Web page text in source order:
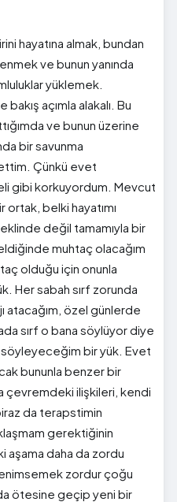
hayatına almak, bundan
ve bunun yanında
yüklemek.
açımla alakalı. Bu
ve bunun üzerine
bir savunma
Çünkü evet
gibi korkuyordum. Mevcut
ortak, belki hayatımı
değil tamamıyla bir
muhtaç olacağım
olduğu için onunla
Her sabah sırf zorunda
atacağım, özel günlerde
sırf o bana söylüyor diye
bir yük. Evet
bununla benzer bir
çevremdeki ilişkileri, kendi
da terapstimin
gerektiğinin
aşama daha da zordu
zordur çoğu
ötesine geçip yeni bir